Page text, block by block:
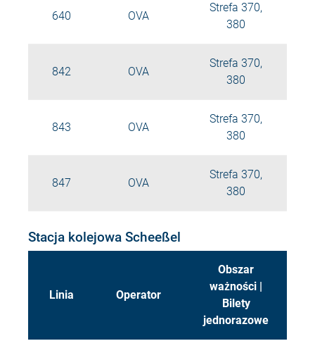
640 OVA
Strefa 370,
380
842 OVA
Strefa 370,
380
843 OVA
Strefa 370,
380
847 OVA
Strefa 370,
380
Stacja kolejowa Scheeßel
Linia Operator
Obszar
ważności |
Bilety
jednorazowe